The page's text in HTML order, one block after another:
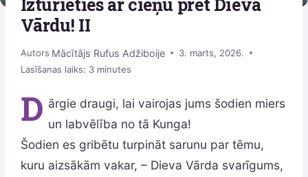
Vārdu! II
Autors Mācītājs Rufus Adžiboije
3. marts, 2026.
Lasīšanas laiks: 3 minutes
D ārgie draugi, lai vairojas jums šodien miers
un labvēlība no tā Kunga!
Šodien es gribētu turpināt sarunu par tēmu,
kuru aizsākām vakar, – Dieva Vārda svarīgums,